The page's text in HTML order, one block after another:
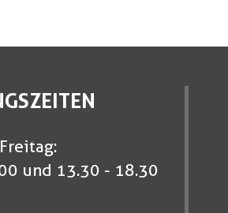
und 13.30 - 18.30